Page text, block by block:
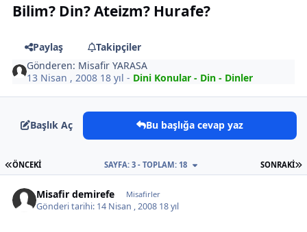
Bilim? Din? Ateizm? Hurafe?
Paylaş
Takipçiler
Gönderen: Misafir YARASA
13 Nisan , 2008 18 yıl - Dini Konular - Din - Dinler
Başlık Aç Bu başlığa cevap yaz
İLK SAYFA
ÖNCEKI SONRAKI
SAYFA: 3 - TOPLAM: 18
Misafir demirefe Misafirler
Gönderi tarihi: 14 Nisan , 2008 18 yıl